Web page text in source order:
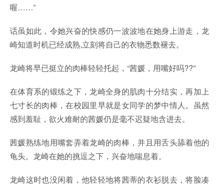
喔……”
话虽如此，令她兴奋的快感仍一波波地在她身上游走，龙
崎知道时机已经成熟,立刻将自己的衣物悉数褪去。
龙崎将早已挺立的肉棒轻轻托起，“茜媛，用嘴好吗??”
在体育系的锻练之下，龙崎全身的肌肉十分结实，再加上
七寸长的肉棒，在校园里早就是女同学的梦中情人。虽然
感到羞耻，欲火难耐的茜媛仍是毫不迟疑地含进去。
茜媛熟练地用嘴套弄着龙崎的肉棒，并且用舌头舔着他的
龟头。龙崎在她的挑逗之下，兴奋地喘息着。
龙崎这时也没闲着，他轻轻地将茜蒂的衣衫脱去，将脸凑